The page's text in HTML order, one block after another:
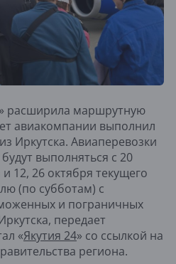
расширила маршрутную
авиакомпании выполнил
Иркутска. Авиаперевозки
выполняться с 20
12, 26 октября текущего
(по субботам) с
и пограничных
передает
«Якутия 24» со ссылкой на
региона.